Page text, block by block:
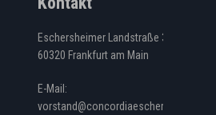
Eschersheimer Landstraße 328
60320 Frankfurt am Main
E-Mail:
vorstand@concordiaeschersheim.de